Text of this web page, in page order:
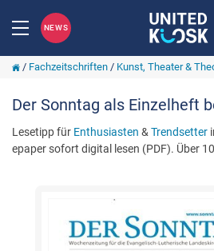
NEWS
/ Fachzeitschriften/ Kunst, Theater &
Der Sonntag als Einzelheft
Lesetipp für Enthusiasten & Trendsetter
epaper sofort digital lesen (PDF). Über